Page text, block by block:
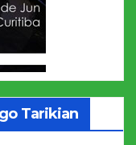
Tarikian